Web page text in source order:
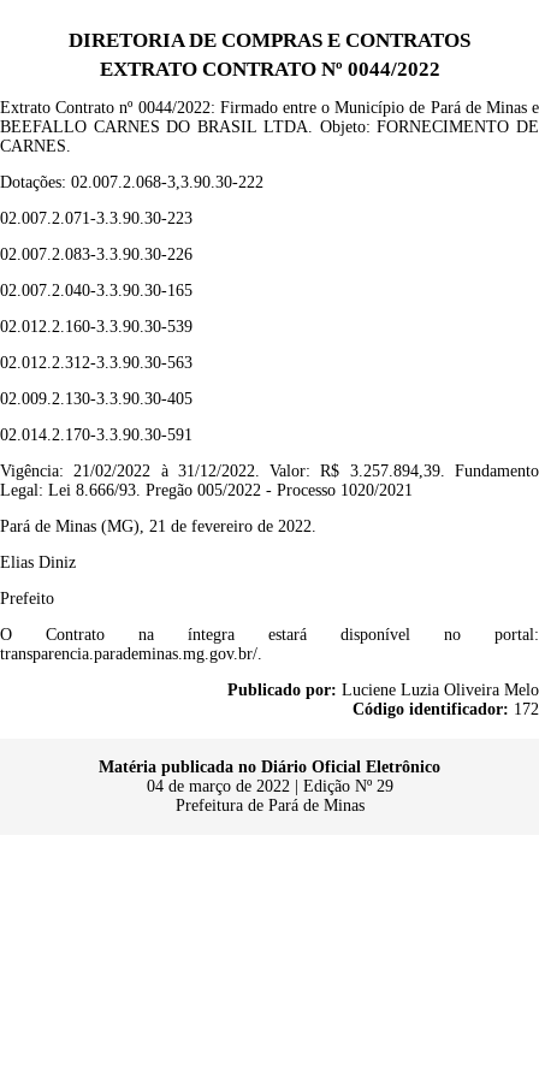
DIRETORIA DE COMPRAS E CONTRATOS
EXTRATO CONTRATO Nº 0044/2022
Extrato Contrato nº 0044/2022: Firmado entre o Município de Pará de Minas e
BEEFALLO CARNES DO BRASIL LTDA. Objeto: FORNECIMENTODE
CARNES.
Dotações: 02.007.2.068-3,3.90.30-222
02.007.2.071-3.3.90.30-223
02.007.2.083-3.3.90.30-226
02.007.2.040-3.3.90.30-165
02.012.2.160-3.3.90.30-539
02.012.2.312-3.3.90.30-563
02.009.2.130-3.3.90.30-405
02.014.2.170-3.3.90.30-591
Vigência:21/02/2022 à 31/12/2022. Valor: R$ 3.257.894,39. Fundamento
Legal: Lei 8.666/93. Pregão 005/2022 - Processo 1020/2021
Pará de Minas (MG), 21 de fevereiro de 2022.
Elias Diniz
Prefeito
O Contrato na íntegra estará disponível no portal:
transparencia.parademinas.mg.gov.br/.
Publicado por: Luciene Luzia Oliveira Melo
Código identificador: 172
Matéria publicada no Diário Oficial Eletrônico
04 de março de 2022 | Edição Nº 29
Prefeitura de Pará de Minas